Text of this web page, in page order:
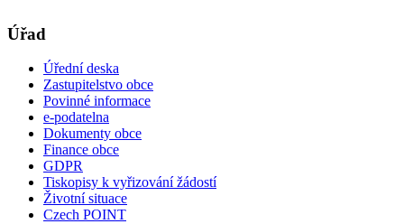
Úřad
Úřední deska
Zastupitelstvo obce
Povinné informace
e-podatelna
Dokumenty obce
Finance obce
GDPR
Tiskopisy k vyřizování žádostí
Životní situace
Czech POINT